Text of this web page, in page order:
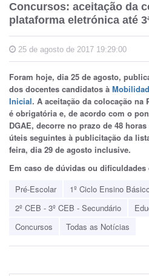
Concursos: aceitação da
plataforma eletrónica até
25 de agosto de 2017 19:29:00
Foram hoje, dia 25 de agosto,
dos docentes candidatos à
Inicial. A aceitação da colocação na
é obrigatória e, de acordo com o
DGAE, decorre no prazo de 48
úteis seguintes à publicitação da
feira, dia 29 de agosto inclusive.
Em caso de dúvidas ou dificuldades
Pré-Escolar
1º Ciclo Ensino
2º CEB - 3º CEB - Secundário
Concursos
Todas as Notícias